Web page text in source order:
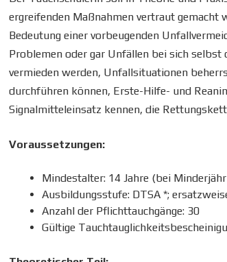
ergreifenden Maßnahmen vertraut gemacht
Bedeutung einer vorbeugenden
Problemen oder gar Unfällen bei sich
vermieden werden, Unfallsituationen
durchführen können, Erste-Hilfe- und
Signalmitteleinsatz kennen, die
Voraussetzungen:
Mindestalter: 14 Jahre (bei
Ausbildungsstufe: DTSA *;
Anzahl der Pflichttauchgänge: 30
Gültige